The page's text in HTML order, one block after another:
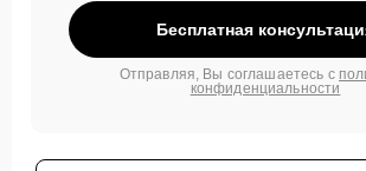
Бесплатная
Отправляя, Вы соглашаетесь с
конфиденциальности